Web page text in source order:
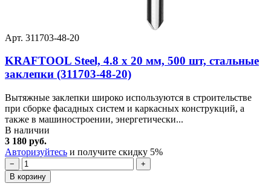
Арт. 311703-48-20
KRAFTOOL Steel, 4.8 x 20 мм, 500 шт, стальные
заклепки (311703-48-20)
Вытяжные заклепки широко используются в строительстве
при сборке фасадных систем и каркасных конструкций, а
также в машиностроении, энергетически...
В наличии
3 180 руб.
Авторизуйтесь и получите скидку 5%
−
+
В корзину